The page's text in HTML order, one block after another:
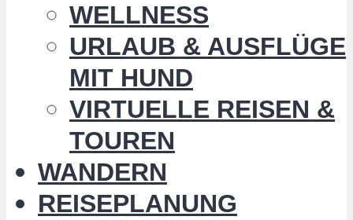
WELLNESS
URLAUB & AUSFLÜGE
MIT HUND
VIRTUELLE REISEN &
TOUREN
WANDERN
REISEPLANUNG